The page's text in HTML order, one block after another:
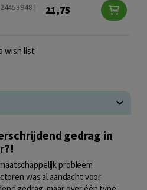
|
21,75
wish list
gedrag in
probleem
was al aandacht voor